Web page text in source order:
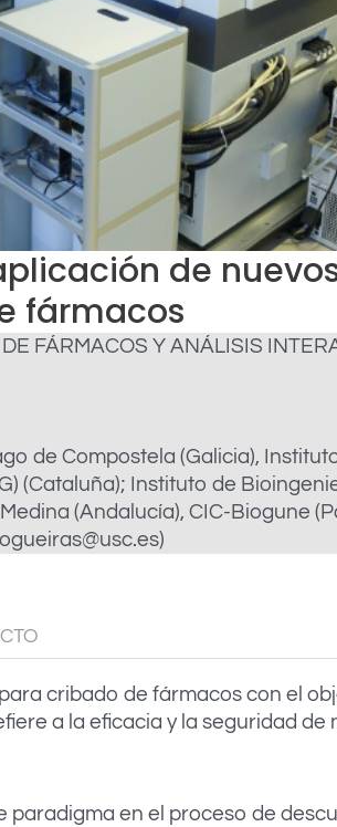
de
fármacos
FÁRMACOS Y ANÁLISIS
de Compostela (Galicia),
(Cataluña); Instituto de
(Andalucía), CIC-Biogune
cribado de fármacos con el
a la eficacia y la seguridad
paradigma en el proceso de